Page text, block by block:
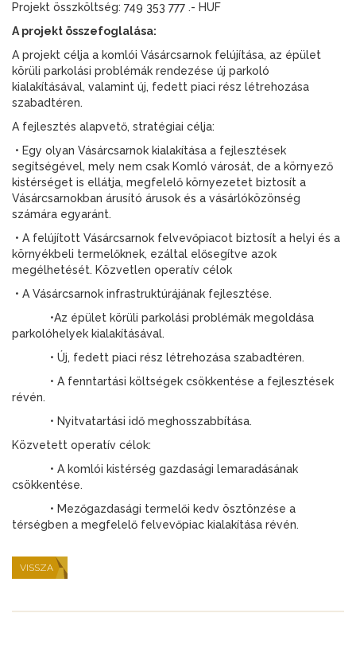
Projekt összköltség: 749 353 777 .- HUF
A projekt összefoglalása:
A projekt célja a komlói Vásárcsarnok felújítása, az épület
körüli parkolási problémák rendezése új parkoló
kialakításával, valamint új, fedett piaci rész létrehozása
szabadtéren.
A fejlesztés alapvető, stratégiai célja:
• Egy olyan Vásárcsarnok kialakítása a fejlesztések
segítségével, mely nem csak Komló városát, de a környező
kistérséget is ellátja, megfelelő környezetet biztosít a
Vásárcsarnokban árusító árusok és a vásárlóközönség
számára egyaránt.
• A felújított Vásárcsarnok felvevőpiacot biztosít a helyi és a
környékbeli termelőknek, ezáltal elősegítve azok
megélhetését. Közvetlen operatív célok
• A Vásárcsarnok infrastruktúrájának fejlesztése.
•Az épület körüli parkolási problémák megoldása
parkolóhelyek kialakításával.
• Új, fedett piaci rész létrehozása szabadtéren.
• A fenntartási költségek csökkentése a fejlesztések
révén.
• Nyitvatartási idő meghosszabbítása.
Közvetett operatív célok:
• A komlói kistérség gazdasági lemaradásának
csökkentése.
• Mezőgazdasági termelői kedv ösztönzése a
térségben a megfelelő felvevőpiac kialakítása révén.
VISSZA